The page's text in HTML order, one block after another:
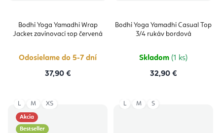
Bodhi Yoga Yamadhi Wrap
Jacket zavinovací top červená
Odosielame do 5-7 dní
37,90 €
Bodhi Yoga Yamadhi Casual Top
3/4 rukáv bordová
Skladom (1 ks)
32,90 €
Akcia
Bestseller
L M XS L M S